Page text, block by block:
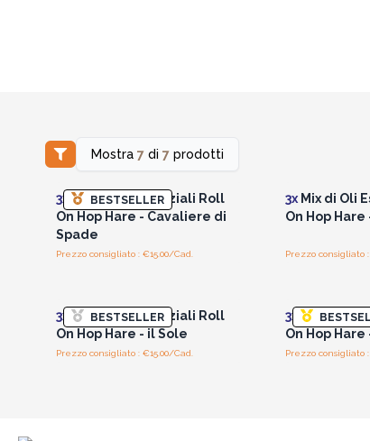
Mostra 7di 7prodotti
BESTSELLER
Accedi per vedere i prezzi
all'ingrosso
3x Mix di Oli Essenziali Roll
On Hop Hare - Cavaliere di
Spade
Prezzo consigliato : €15.00/Cad.
3xMix di Oli
On Hop
Prezzo consigliato :
BESTSELLER
3x
Mix di Oli Essenziali Roll
On Hop Hare - il Sole
Prezzo consigliato : €15.00/Cad.
3x Mix di Oli
On Hop
Prezzo consigliato :